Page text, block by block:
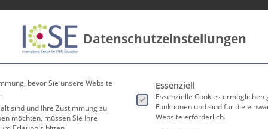
Lehrer*innen Forschen und Lehren
Datenschutzeinstellungen
bevor Sie unsere Website
sind und Ihre Zustimmung zu
möchten, müssen Sie Ihre
Es folgt eine Liste der
Essenziell
Essenzielle Cookies ermöglichen
Funktionen und sind für die
Website erforderlich.